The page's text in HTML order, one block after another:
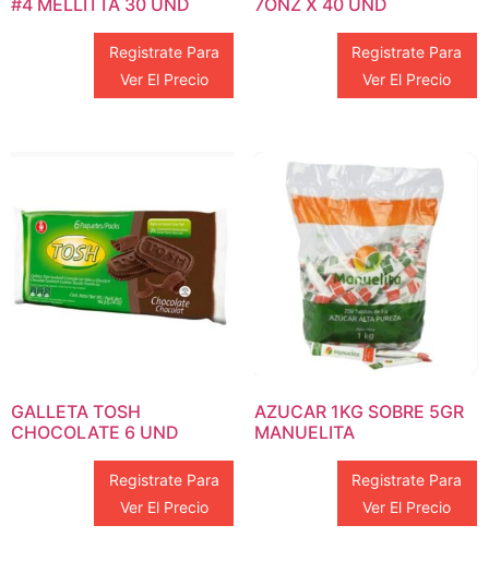
Registrate Para
Ver El Precio
Registrate Para
Ver El Precio
GALLETA TOSH
CHOCOLATE 6 UND
Registrate Para
Ver El Precio
AZUCAR 1KG SOBRE 5GR
MANUELITA
Registrate Para
Ver El Precio